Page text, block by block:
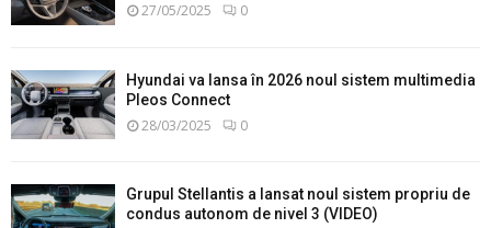
27/05/2025 0
Hyundai va lansa în 2026 noul sistem multimedia
Pleos Connect
28/03/2025 0
Grupul Stellantis a lansat noul sistem propriu de
condus autonom de nivel 3 (VIDEO)